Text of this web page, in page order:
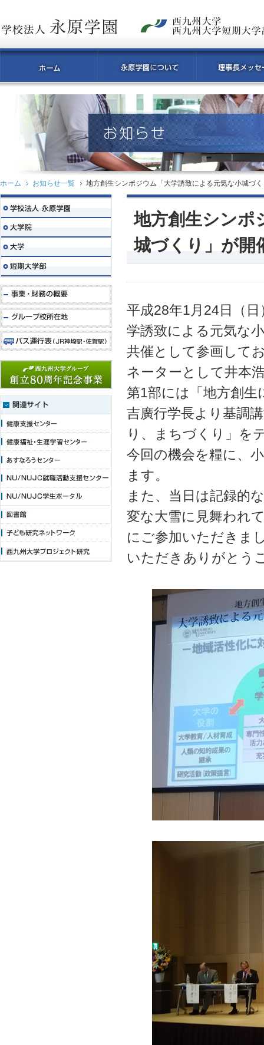
ホーム お知らせ一覧 地方創生シンポジウム「大学誘致による元気な小城づ
地方創生シンポ
城づくり」が開
平成28年1月24日（
学誘致による元気な
共催として参画して
ネーターとして井本
第1部には「地方創
吉廣行学長より基調
り、まちづくり」を
今回の機会を糧に、
ます。
また、当日は記録的
変な大雪に見舞われ
にご参加いただきま
いただきありがとう